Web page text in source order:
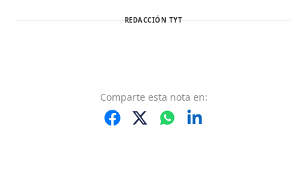
REDACCIÓN TYT
Comparte esta nota en: